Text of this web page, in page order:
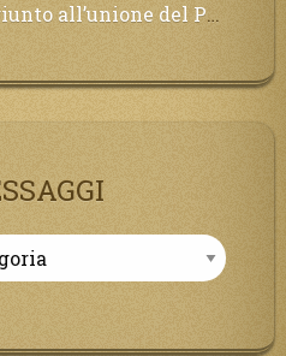
il figlio, non avete che da attendere pochissimo.